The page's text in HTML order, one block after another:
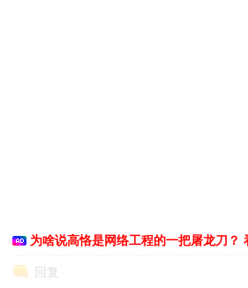
为啥说高恪是网络工程的一把屠龙刀？
回复